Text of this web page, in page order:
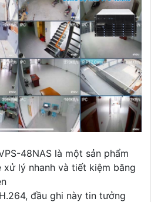
48NAS là một sản phẩm
xử lý nhanh và tiết kiệm băng
đầu ghi này tin tưởng